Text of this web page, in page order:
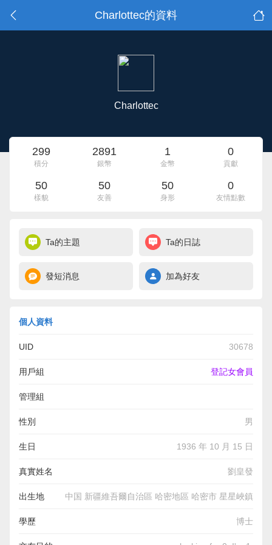
Charlottec的資料
Charlottec
299
積分
2891
銀幣
1
金幣
0
貢獻
50
樣貌
50
友善
50
身形
0
友情點數
Ta的主題 Ta的日誌
發短消息 加為好友
個人資料
UID 30678
用戶組 登記女會員
管理組
性別 男
生日 1936 年 10 月 15 日
真實姓名 劉皇發
出生地 中国 新疆維吾爾自治區 哈密地區 哈密市 星星峽鎮
學歷 博士